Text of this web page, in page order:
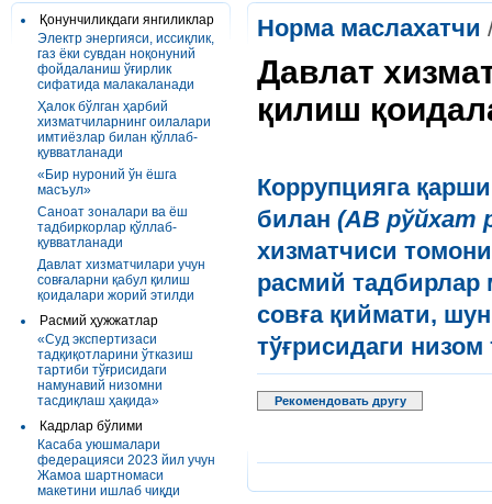
Қонунчиликдаги янгиликлар
Электр энергияси, иссиқлик,
газ ёки сувдан ноқонуний
фойдаланиш ўғирлик
сифатида малакаланади
Ҳалок бўлган ҳарбий
хизматчиларнинг оилалари
имтиёзлар билан қўллаб-
қувватланади
«Бир нуроний ўн ёшга
масъул»
Саноат зоналари ва ёш
тадбиркорлар қўллаб-
қувватланади
Давлат хизматчилари учун
совғаларни қабул қилиш
қоидалари жорий этилди
Расмий ҳужжатлар
«Суд экспертизаси
тадқиқотларини ўтказиш
тартиби тўғрисидаги
намунавий низомни
тасдиқлаш ҳақида»
Кадрлар бўлими
Касаба уюшмалари
федерацияси 2023 йил учун
Жамоа шартномаси
макетини ишлаб чиқди
Норма маслахатчи
Давлат
қилиш
Коррупцияга
билан (АВ рўйхат
хизматчиси
расмий тадбирлар
совға қиймати,
тўғрисидаги
Рекомендовать другу